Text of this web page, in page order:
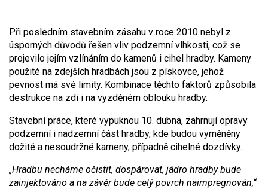
Při posledním stavebním zásahu v roce 2010 nebyl z
úsporných důvodů řešen vliv podzemní vlhkosti, což se
projevilo jejím vzlínáním do kamenů i cihel hradby. Kameny
použité na zdejších hradbách jsou z pískovce, jehož
pevnost má své limity. Kombinace těchto faktorů způsobila
destrukce na zdi i na vyzděném oblouku hradby.
Stavební práce, které vypuknou 10. dubna, zahrnují opravy
podzemní i nadzemní část hradby, kde budou vyměněny
dožité a nesoudržné kameny, případně cihelné dozdívky.
„Hradbu necháme očistit, dospárovat, jádro hradby bude
zainjektováno a na závěr bude celý povrch naimpregnován,“